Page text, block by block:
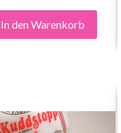
In den Warenkorb